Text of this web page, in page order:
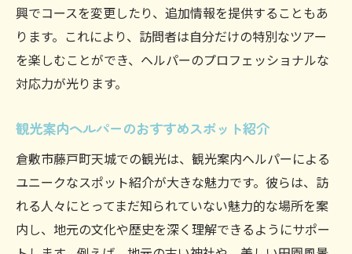
興でコースを変更したり、追加情報を提供することもあ
ります。これにより、訪問者は自分だけの特別なツアー
を楽しむことができ、ヘルパーのプロフェッショナルな
対応力が光ります。
観光案内ヘルパーのおすすめスポット紹介
倉敷市藤戸町天城での観光は、観光案内ヘルパーによる
ユニークなスポット紹介が大きな魅力です。彼らは、訪
れる人々にとってまだ知られていない魅力的な場所を案
内し、地元の文化や歴史を深く理解できるようにサポー